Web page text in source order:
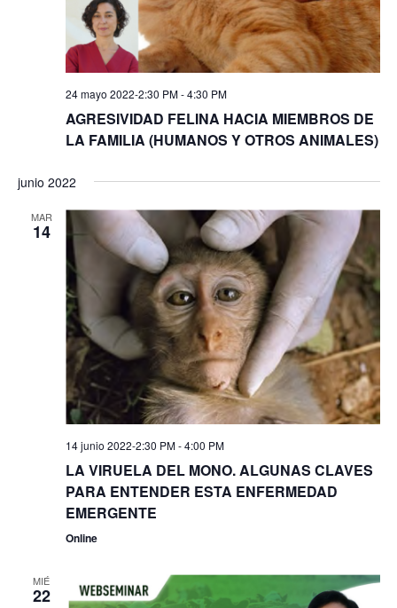
24 mayo 2022-2:30 PM-4:30 PM
AGRESIVIDAD FELINA HACIA MIEMBROS DE
LA FAMILIA (HUMANOS Y OTROS ANIMALES)
junio 2022
MAR
14
14 junio 2022-2:30 PM-4:00 PM
LA VIRUELA DEL MONO. ALGUNAS CLAVES
PARA ENTENDER ESTA ENFERMEDAD
EMERGENTE
Online
MIÉ
22